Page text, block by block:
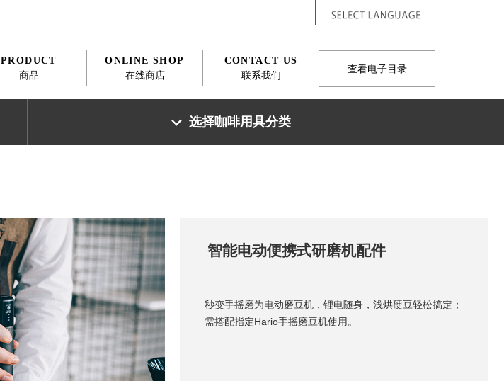
PRODUCT
商品
ONLINE SHOP
在线商店
CONTACT US
联系我们
查看电子目录
选择咖啡用具分类
智能电动便携式研磨机配件
秒变手摇磨为电动磨豆机，锂电随身，浅烘硬豆轻松搞定；
需搭配指定Hario手摇磨豆机使用。